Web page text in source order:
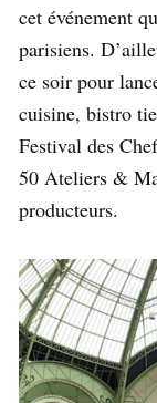
cet événement
parisiens.
ce soir pour
cuisine, bistro
Festival des
50 Ateliers &
producteurs.